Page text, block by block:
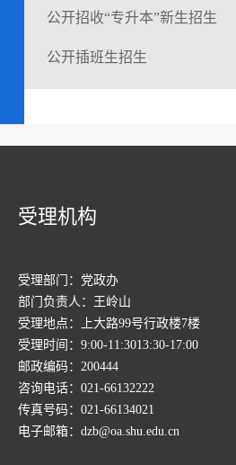
公开招收“专升本”新生招生
公开插班生招生
受理机构
受理部门：党政办
部门负责人：王岭山
受理地点：上大路99号行政楼7楼
受理时间：9:00-11:3013:30-17:00
邮政编码：200444
咨询电话：021-66132222
传真号码：021-66134021
电子邮箱：dzb@oa.shu.edu.cn